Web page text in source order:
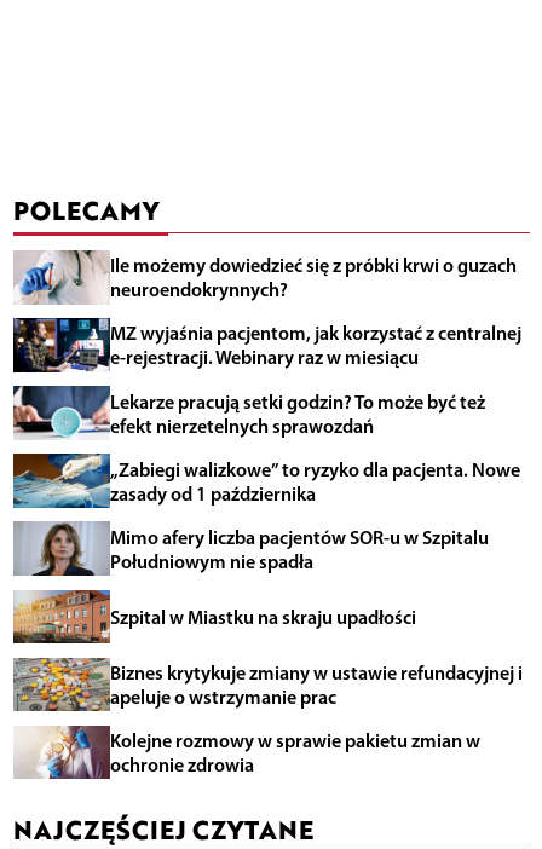
POLECAMY
Ile możemy dowiedzieć się z próbki krwi o guzach
neuroendokrynnych?
MZ wyjaśnia pacjentom, jak korzystać z centralnej
e-rejestracji. Webinary raz w miesiącu
Lekarze pracują setki godzin? To może być też
efekt nierzetelnych sprawozdań
„Zabiegi walizkowe” to ryzyko dla pacjenta. Nowe
zasady od 1 października
Mimo afery liczba pacjentów SOR-u w Szpitalu
Południowym nie spadła
Szpital w Miastku na skraju upadłości
Biznes krytykuje zmiany w ustawie refundacyjnej i
apeluje o wstrzymanie prac
Kolejne rozmowy w sprawie pakietu zmian w
ochronie zdrowia
NAJCZĘŚCIEJ CZYTANE